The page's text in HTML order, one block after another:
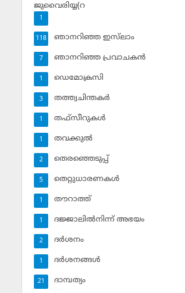
ജുവൈരിയ്യ(റ
1
ഞാനറിഞ്ഞ ഇസ്‌ലാം
118
ഞാനറിഞ്ഞ പ്രവാചകന്‍
7
ഡെമോക്രസി
1
തത്ത്വചിന്തകര്‍
3
തഫ്‌സീറുകള്‍
1
തവക്കുല്‍
1
തെരഞ്ഞെടുപ്പ്
2
തെറ്റുധാരണകള്‍
5
തൗറാത്ത്
1
ദജ്ജാലില്‍നിന്ന് അഭയം
1
ദര്‍ശനം
2
ദര്‍ശനങ്ങള്‍
1
ദാമ്പത്യം
21